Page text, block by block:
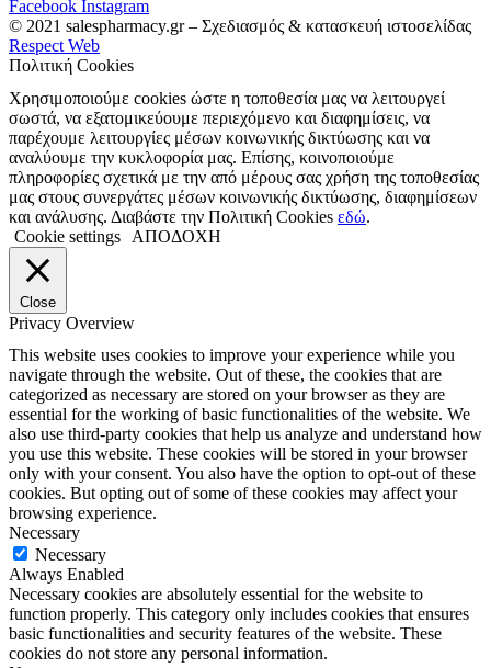
Facebook Instagram
© 2021 salespharmacy.gr – Σχεδιασμός & κατασκευή ιστοσελίδας
Respect Web
Πολιτική Cookies
Χρησιμοποιούμε cookies ώστε η τοποθεσία μας να λειτουργεί
σωστά, να εξατομικεύουμε περιεχόμενο και διαφημίσεις, να
παρέχουμε λειτουργίες μέσων κοινωνικής δικτύωσης και να
αναλύουμε την κυκλοφορία μας. Επίσης, κοινοποιούμε
πληροφορίες σχετικά με την από μέρους σας χρήση της τοποθεσίας
μας στους συνεργάτες μέσων κοινωνικής δικτύωσης, διαφημίσεων
και ανάλυσης. Διαβάστε την Πολιτική Cookies εδώ.
Cookie settings
ΑΠΟΔΟΧΗ
Close
Privacy Overview
This website uses cookies to improve your experience while you
navigate through the website. Out of these, the cookies that are
categorized as necessary are stored on your browser as they are
essential for the working of basic functionalities of the website. We
also use third-party cookies that help us analyze and understand how
you use this website. These cookies will be stored in your browser
only with your consent. You also have the option to opt-out of these
cookies. But opting out of some of these cookies may affect your
browsing experience.
Necessary
Necessary
Always Enabled
Necessary cookies are absolutely essential for the website to
function properly. This category only includes cookies that ensures
basic functionalities and security features of the website. These
cookies do not store any personal information.